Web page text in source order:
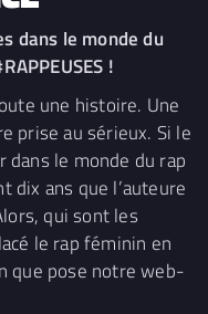
dans le monde du
!
une histoire. Une
prise au sérieux. Si le
dans le monde du rap
dix ans que l’auteure
qui sont les
le rap féminin en
que pose notre web-